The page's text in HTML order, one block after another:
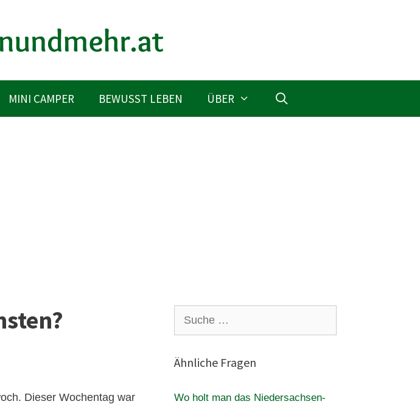
MINI CAMPER BEWUSST LEBEN ÜBER
Dieser Wochentag war
nach:
Ähnliche Fragen
Wo holt man das Niedersachsen-